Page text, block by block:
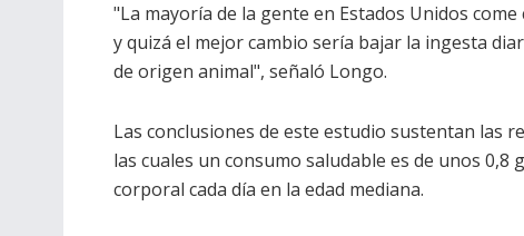
"La mayoría de la gente en Estados Unidos
y quizá el mejor cambio sería bajar la ingesta
de origen animal", señaló Longo.
Las conclusiones de este estudio sustentan las
las cuales un consumo saludable es de unos
corporal cada día en la edad mediana.